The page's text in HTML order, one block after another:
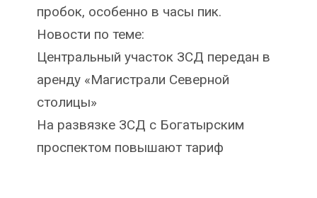
пробок, особенно в часы пик.
Новости по теме:
Центральный участок ЗСД передан в
аренду «Магистрали Северной
столицы»
На развязке ЗСД с Богатырским
проспектом повышают тариф